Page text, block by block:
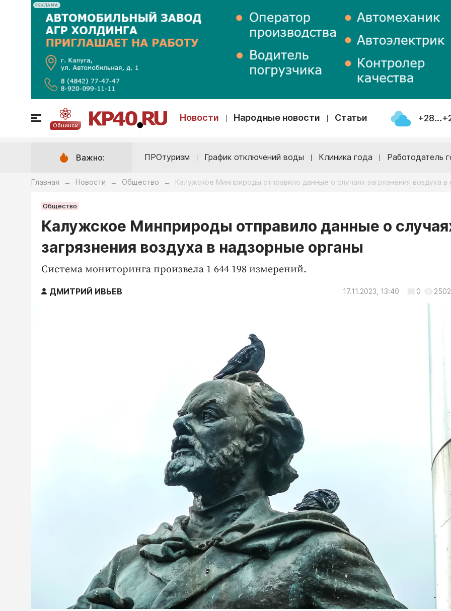
РЕКЛАМА
Обнинск
Новости Народные новости Статьи
Важно: ПРОтуризм График отключений воды Клиника года Работодатель
Главная → Новости → Общество → Калужское Минприроды отправило данные о случаях загрязнения воздуха
Общество
Калужское Минприроды отправило данные о
загрязнения воздуха в надзорные органы
Система мониторинга произвела 1 644 198 измерений.
ДМИТРИЙ ИВЬЕВ 17.11.2023, 13:40 0 2502